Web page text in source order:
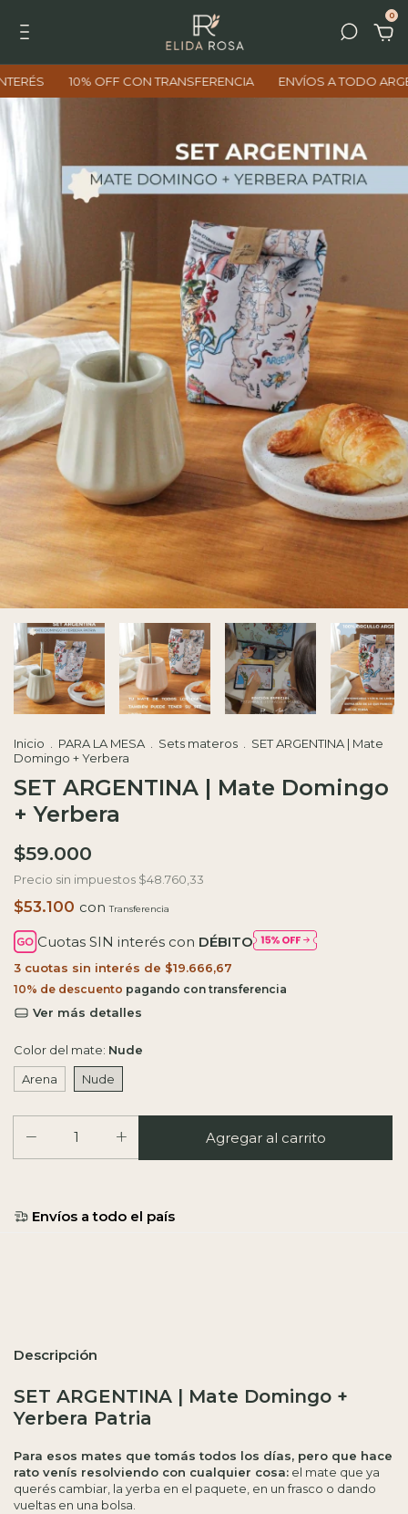
0
10% OFF CON TRANSFERENCIA ENVÍOS A TODO ARGENTINA
Inicio PARA LA MESA Sets materos
SET ARGENTINA | Mate
Domingo + Yerbera
SET ARGENTINA | Mate Domingo
+ Yerbera
$59.000
Precio sin impuestos $48.760,33
$53.100 con
Cuotas SIN interés con DÉBITO
3 cuotas sin interés de $19.666,67
10% de descuento
Ver más detalles
Color del mate: Nude
Arena
Nude
Descripción
SET ARGENTINA | Mate Domingo +
Yerbera Patria
Para esos mates que tomás todos los días, pero que hace
rato venís resolviendo con cualquier cosa: el mate que ya
querés cambiar, la yerba en el paquete, en un frasco o dando
vueltas en una bolsa.